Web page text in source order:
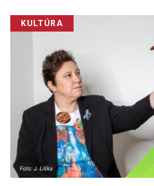
KULTÚRA